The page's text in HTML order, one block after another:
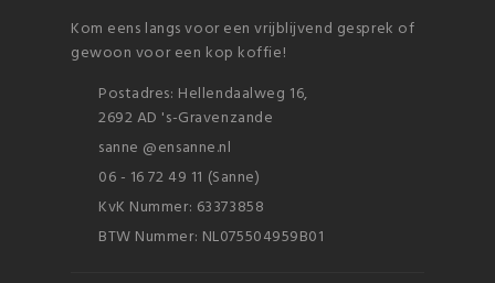
Kom eens langs voor een vrijblijvend gesprek of
gewoon voor een kop koffie!
Postadres: Hellendaalweg 16,
2692 AD 's-Gravenzande
sanne @ensanne.nl
06 - 16 72 49 11 (Sanne)
KvK Nummer: 63373858
BTW Nummer: NL075504959B01